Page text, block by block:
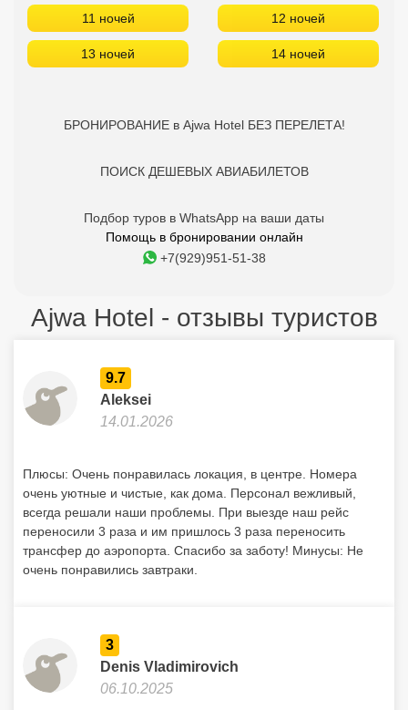
11 ночей 12 ночей
13 ночей 14 ночей
БРОНИРОВАНИЕ в Ajwa Hotel БЕЗ ПЕРЕЛЕТА!
ПОИСК ДЕШЕВЫХ АВИАБИЛЕТОВ
Подбор туров в WhatsApp на ваши даты
Помощь в бронировании онлайн
+7(929)951-51-38
Ajwa Hotel - отзывы туристов
9.7
Aleksei
14.01.2026
Плюсы: Очень понравилась локация, в центре. Номера
очень уютные и чистые, как дома. Персонал вежливый,
всегда решали наши проблемы. При выезде наш рейс
переносили 3 раза и им пришлось 3 раза переносить
трансфер до аэропорта. Спасибо за заботу! Минусы: Не
очень понравились завтраки.
3
Denis Vladimirovich
06.10.2025